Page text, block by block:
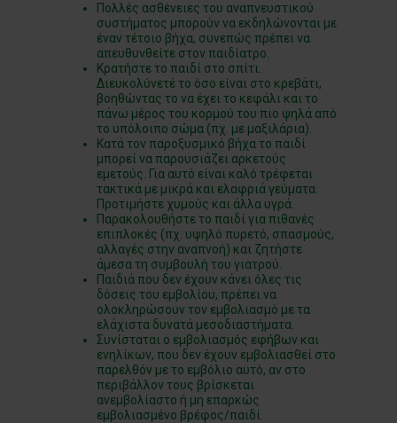
Πολλές ασθένειες του αναπνευστικού
συστήματος μπορούν να εκδηλώνονται με
έναν τέτοιο βήχα, συνεπώς πρέπει να
απευθυνθείτε στον παιδίατρο.
Κρατήστε το παιδί στο σπίτι.
Διευκολύνετέ το όσο είναι στο κρεβάτι,
βοηθώντας το να έχει το κεφάλι και το
πάνω μέρος του κορμού του πιο ψηλά από
το υπόλοιπο σώμα (πχ. με μαξιλάρια).
Κατά τον παροξυσμικό βήχα το παιδί
μπορεί να παρουσιάζει αρκετούς
εμετούς. Για αυτό είναι καλό τρέφεται
τακτικά με μικρά και ελαφριά γεύματα.
Προτιμήστε χυμούς και άλλα υγρά.
Παρακολουθήστε το παιδί για πιθανές
επιπλοκές (πχ. υψηλό πυρετό, σπασμούς,
αλλαγές στην αναπνοή) και ζητήστε
άμεσα τη συμβουλή του γιατρού.
Παιδιά που δεν έχουν κάνει όλες τις
δόσεις του εμβολίου, πρέπει να
ολοκληρώσουν τον εμβολιασμό με τα
ελάχιστα δυνατά μεσοδιαστήματα.
Συνίσταται ο εμβολιασμός εφήβων και
ενηλίκων, που δεν έχουν εμβολιασθεί στο
παρελθόν με το εμβόλιο αυτό, αν στο
περιβάλλον τους βρίσκεται
ανεμβολίαστο ή μη επαρκώς
εμβολιασμένο βρέφος/παιδί.